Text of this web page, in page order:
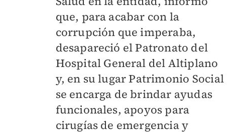
que, para acabar con la
corrupción que imperaba,
desapareció el Patronato del
Hospital General del Altiplano
y, en su lugar Patrimonio Social
se encarga de brindar ayudas
funcionales, apoyos para
cirugías de emergencia y